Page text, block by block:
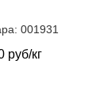
001931
руб/кг